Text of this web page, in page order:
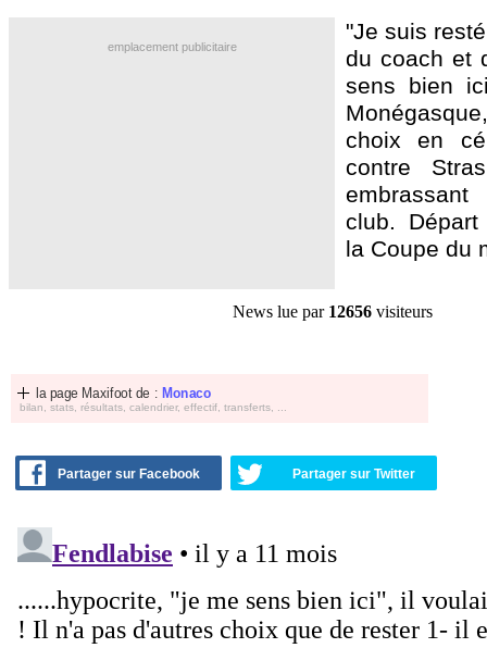
emplacement publicitaire
"Je suis
du coach et
sens bien
choix en
contre
club.
la Coupe du
News lue par 12656 visiteurs
la page Maxifoot de : Monaco
bilan, stats, résultats, calendrier, effectif, transferts, ...
Partager sur Facebook Partager sur Twitter